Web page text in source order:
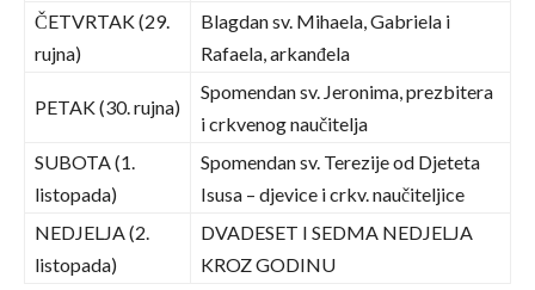
ČETVRTAK (29.
rujna)
Blagdan sv. Mihaela, Gabriela i
Rafaela, arkanđela
PETAK (30. rujna)
Spomendan sv. Jeronima, prezbitera
i crkvenog naučitelja
SUBOTA (1.
listopada)
Spomendan sv. Terezije od Djeteta
Isusa – djevice i crkv. naučiteljice
NEDJELJA (2.
listopada)
DVADESET I SEDMA NEDJELJA
KROZ GODINU